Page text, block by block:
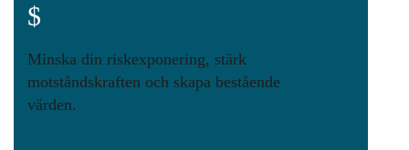
$
Minska din riskexponering, stärk
motståndskraften och skapa bestående
värden.